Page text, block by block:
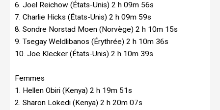
6. Joel Reichow (États-Unis) 2 h 09m 56s
7. Charlie Hicks (États-Unis) 2 h 09m 59s
8. Sondre Norstad Moen (Norvège) 2 h 10m 15s
9. Tsegay Weldlibanos (Érythrée) 2 h 10m 36s
10. Joe Klecker (États-Unis) 2 h 10m 39s
Femmes
1. Hellen Obiri (Kenya) 2 h 19m 51s
2. Sharon Lokedi (Kenya) 2 h 20m 07s